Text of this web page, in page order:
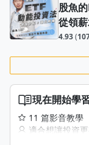
🌞 PPA
🥵 酷暑限
2% 點數回
進修 限時
無上限🔥購
$5,000 回
3 天前
股魚
從領
4.93(
現在開始學
11 篇影音教學
適合想讓投資
追蹤